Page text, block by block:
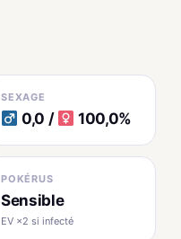
SEXAGE
0,0 / 100,0%
POKÉRUS
Sensible
EV ×2 si infecté